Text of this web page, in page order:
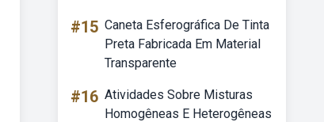
#15 Caneta Esferográfica De Tinta
Preta Fabricada Em Material
Transparente
#16 Atividades Sobre Misturas
Homogêneas E Heterogêneas